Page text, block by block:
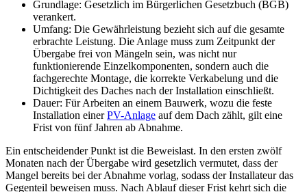
Grundlage: Gesetzlich im Bürgerlichen Gesetzbuch (BGB)
verankert.
Umfang: Die Gewährleistung bezieht sich auf die gesamte
erbrachte Leistung. Die Anlage muss zum Zeitpunkt der
Übergabe frei von Mängeln sein, was nicht nur
funktionierende Einzelkomponenten, sondern auch die
fachgerechte Montage, die korrekte Verkabelung und die
Dichtigkeit des Daches nach der Installation einschließt.
Dauer: Für Arbeiten an einem Bauwerk, wozu die feste
Installation einerPV-Anlage auf dem Dach zählt, gilt eine
Frist von fünf Jahren ab Abnahme.
Ein entscheidender Punkt ist die Beweislast. In den ersten zwölf
Monaten nach der Übergabe wird gesetzlich vermutet, dass der
Mangel bereits bei der Abnahme vorlag, sodass der Installateur das
Gegenteil beweisen muss. Nach Ablauf dieser Frist kehrt sich die